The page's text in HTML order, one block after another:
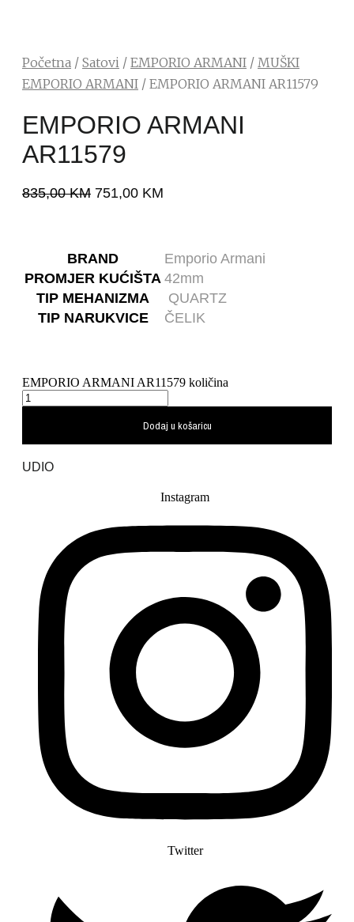
Početna / Satovi / EMPORIO ARMANI / MUŠKI
EMPORIO ARMANI / EMPORIO ARMANI AR11579
EMPORIO ARMANI
AR11579
835,00KM 751,00 KM
BRAND
Emporio Armani
PROMJER KUĆIŠTA 42mm
TIP MEHANIZMA
QUARTZ
TIP NARUKVICE
ČELIK
EMPORIO ARMANI AR11579 količina
Dodaj u košaricu
UDIO
Instagram
Twitter